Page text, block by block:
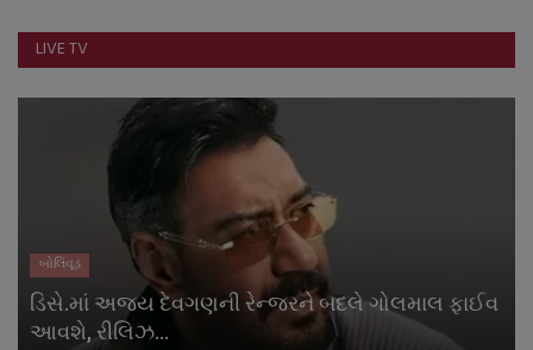
નાણાંકીય સમાચાર
સ્થાનિક સમાચાર
ગુનાખોરી
બોલિવૂડ
LIVE TV
બોલિવૂડ
ડિસે.માં અજય દેવગણની રેન્જરને બદલે ગોલમાલ ફાઈવ
આવશે, રીલિઝ...